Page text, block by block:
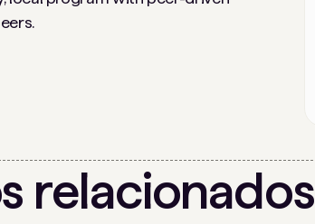
relacionados